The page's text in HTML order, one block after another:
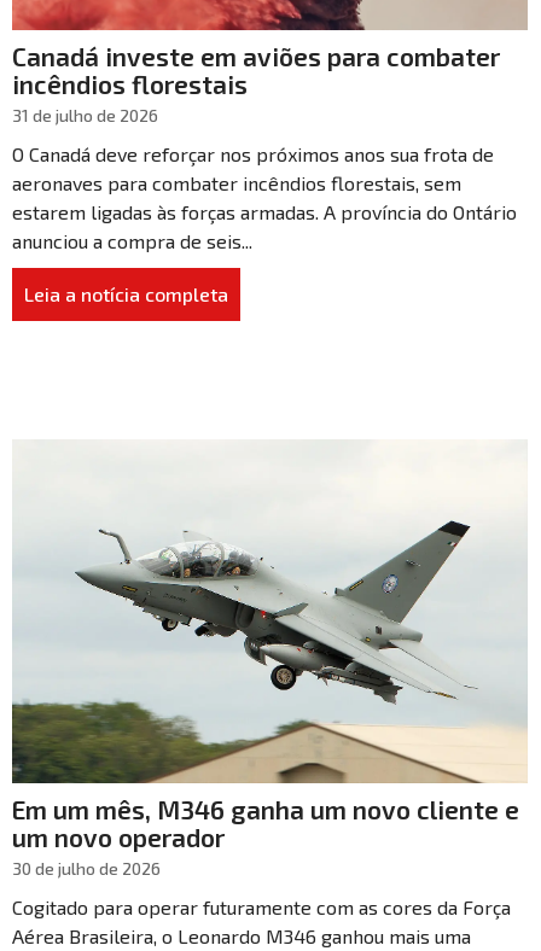
Canadá investe em aviões para combater
incêndios florestais
31 de julho de 2026
O Canadá deve reforçar nos próximos anos sua frota de
aeronaves para combater incêndios florestais, sem
estarem ligadas às forças armadas. A província do Ontário
anunciou a compra de seis...
Leia a notícia completa
Em um mês, M346 ganha um novo cliente e
um novo operador
30 de julho de 2026
Cogitado para operar futuramente com as cores da Força
Aérea Brasileira, o Leonardo M346 ganhou mais uma